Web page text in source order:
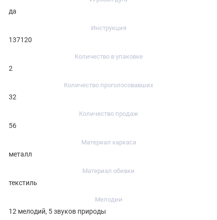
да
Инструкция
137120
Количество в упаковке
2
Количество проголосовавших
32
Количество продаж
56
Материал каркаса
металл
Материал обивки
текстиль
Мелодии
12 мелодий, 5 звуков природы